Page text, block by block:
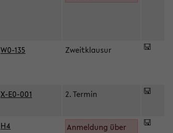
W0-135 Zweitklausur
X-E0-001 2. Termin
H4
Anmeldung über